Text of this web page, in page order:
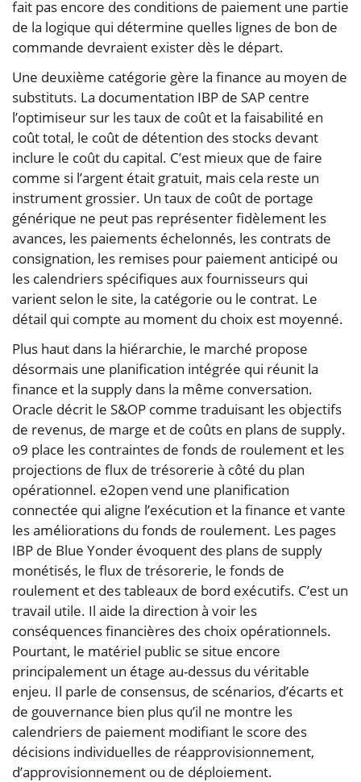
fait pas encore des conditions de paiement une partie
de la logique qui détermine quelles lignes de bon de
commande devraient exister dès le départ.
Une deuxième catégorie gère la finance au moyen de
substituts. La documentation IBP de SAP centre
l’optimiseur sur les taux de coût et la faisabilité en
coût total, le coût de détention des stocks devant
inclure le coût du capital. C’est mieux que de faire
comme si l’argent était gratuit, mais cela reste un
instrument grossier. Un taux de coût de portage
générique ne peut pas représenter fidèlement les
avances, les paiements échelonnés, les contrats de
consignation, les remises pour paiement anticipé ou
les calendriers spécifiques aux fournisseurs qui
varient selon le site, la catégorie ou le contrat. Le
détail qui compte au moment du choix est moyenné.
Plus haut dans la hiérarchie, le marché propose
désormais une planification intégrée qui réunit la
finance et la supply dans la même conversation.
Oracle décrit le S&OP comme traduisant les objectifs
de revenus, de marge et de coûts en plans de supply.
o9 place les contraintes de fonds de roulement et les
projections de flux de trésorerie à côté du plan
opérationnel. e2open vend une planification
connectée qui aligne l’exécution et la finance et vante
les améliorations du fonds de roulement. Les pages
IBP de Blue Yonder évoquent des plans de supply
monétisés, le flux de trésorerie, le fonds de
roulement et des tableaux de bord exécutifs. C’est un
travail utile. Il aide la direction à voir les
conséquences financières des choix opérationnels.
Pourtant, le matériel public se situe encore
principalement un étage au-dessus du véritable
enjeu. Il parle de consensus, de scénarios, d’écarts et
de gouvernance bien plus qu’il ne montre les
calendriers de paiement modifiant le score des
décisions individuelles de réapprovisionnement,
d’approvisionnement ou de déploiement.